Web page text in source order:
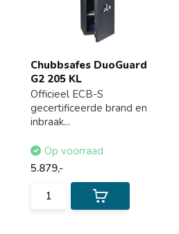
Chubbsafes DuoGuard
G2 205 KL
Officieel ECB-S
gecertificeerde brand en
inbraak...
Op voorraad
5.879,-